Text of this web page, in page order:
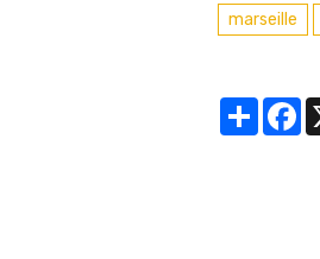
marseille